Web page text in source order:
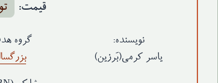
قیمت:
نویسنده:
یاسر کرمی(بَرزین)
گروه